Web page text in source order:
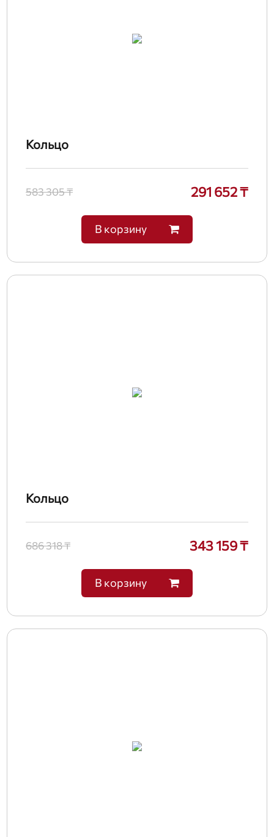
Кольцо
583 305 ₸ 291 652 ₸
В корзину
Кольцо
686 318 ₸ 343 159 ₸
В корзину